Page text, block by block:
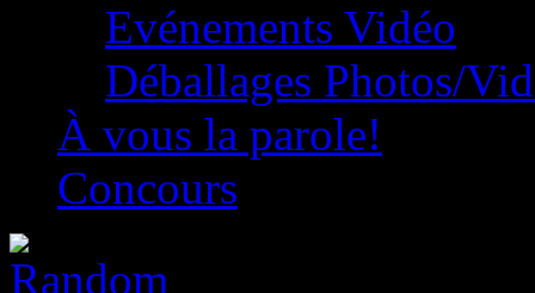
Evénements Vidéo
Déballages Photos/
À vous la parole!
Concours